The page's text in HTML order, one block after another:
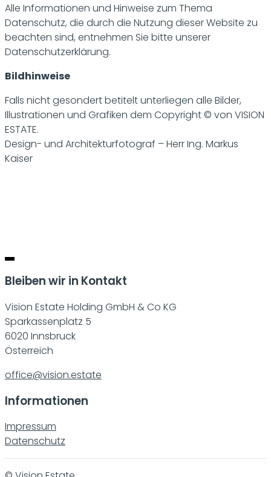
Alle Informationen und Hinweise zum Thema
Datenschutz, die durch die Nutzung dieser Website zu
beachten sind, entnehmen Sie bitte unserer
Datenschutzerklärung.
Bildhinweise
Falls nicht gesondert betitelt unterliegen alle Bilder,
Illustrationen und Grafiken dem Copyright © von VISION
ESTATE.
Design- und Architekturfotograf – Herr Ing. Markus
Kaiser
Bleiben wir in Kontakt
Vision Estate Holding GmbH & Co KG
Sparkassenplatz 5
6020 Innsbruck
Österreich
office@vision.estate
Informationen
Impressum
Datenschutz